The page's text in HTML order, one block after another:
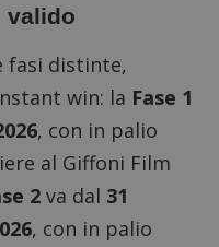
valido
fasi distinte,
win: la Fase 1
, con in palio
al Giffoni Film
2 va dal 31
, con in palio